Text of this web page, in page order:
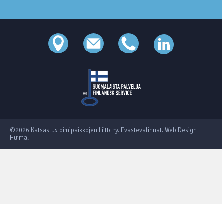
©2026 Katsastustoimipaikkojen Liitto ry. Evästevalinnat.Web Design
Huima.